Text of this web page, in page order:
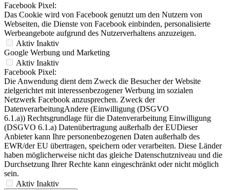
Facebook Pixel:
Das Cookie wird von Facebook genutzt um den Nutzern von
Webseiten, die Dienste von Facebook einbinden, personalisierte
Werbeangebote aufgrund des Nutzerverhaltens anzuzeigen.
Aktiv Inaktiv
Google Werbung und Marketing
Aktiv Inaktiv
Facebook Pixel:
Die Anwendung dient dem Zweck die Besucher der Website
zielgerichtet mit interessenbezogener Werbung im sozialen
Netzwerk Facebook anzusprechen. Zweck der
DatenverarbeitungAndere (Einwilligung (DSGVO
6.1.a)) Rechtsgrundlage für die Datenverarbeitung Einwilligung
(DSGVO 6.1.a) Datenübertragung außerhalb der EUDieser
Anbieter kann Ihre personenbezogenen Daten außerhalb des
EWR/der EU übertragen, speichern oder verarbeiten. Diese Länder
haben möglicherweise nicht das gleiche Datenschutzniveau und die
Durchsetzung Ihrer Rechte kann eingeschränkt oder nicht möglich
sein.
Aktiv Inaktiv